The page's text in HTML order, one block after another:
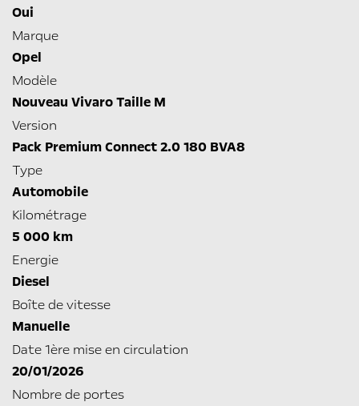
Oui
Marque
Opel
Modèle
Nouveau Vivaro Taille M
Version
Pack Premium Connect 2.0 180 BVA8
Type
Automobile
Kilométrage
5 000 km
Energie
Diesel
Boîte de vitesse
Manuelle
Date 1ère mise en circulation
20/01/2026
Nombre de portes